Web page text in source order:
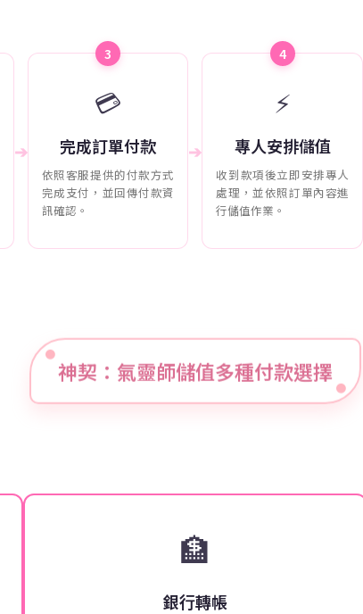
➔
3
💳
完成訂單付款
依照客服提供的付款方式
完成支付，並回傳付款資
訊確認。
➔
4
⚡
專人安排儲值
收到款項後立即安排專人
處理，並依照訂單內容進
行儲值作業。
神契：氣靈師儲值多種付款選擇
🏦
銀行轉帳